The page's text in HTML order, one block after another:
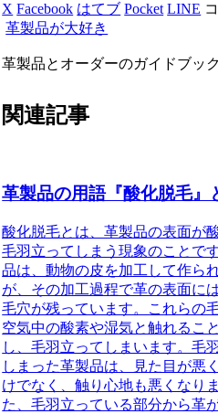
X Facebook はてブ Pocket LINE
革製品が大好き
革製品とオーダーのガイドブック
関連記事
革製品の用語『酸化脱毛』
酸化脱毛とは、革製品の表面が
毛羽立ってしまう現象のことで
品は、動物の皮を加工して作ら
が、その加工過程で革の表面に
毛穴が残っています。これらの毛
空気中の酸素や湿気と触れるこ
し、毛羽立ってしまいます。毛
しまった革製品は、見た目が悪
けでなく、触り心地も悪くなり
た、毛羽立っている部分から革